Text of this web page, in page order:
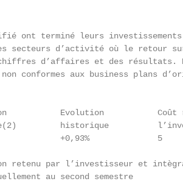
ont terminé leurs investissements
secteurs d’activité où le retour
d’affaires et des résultats.
conformes aux business plans
Evolution           Coût
historique
+0,93%              5
retenu par l’investisseur et
au second semestre